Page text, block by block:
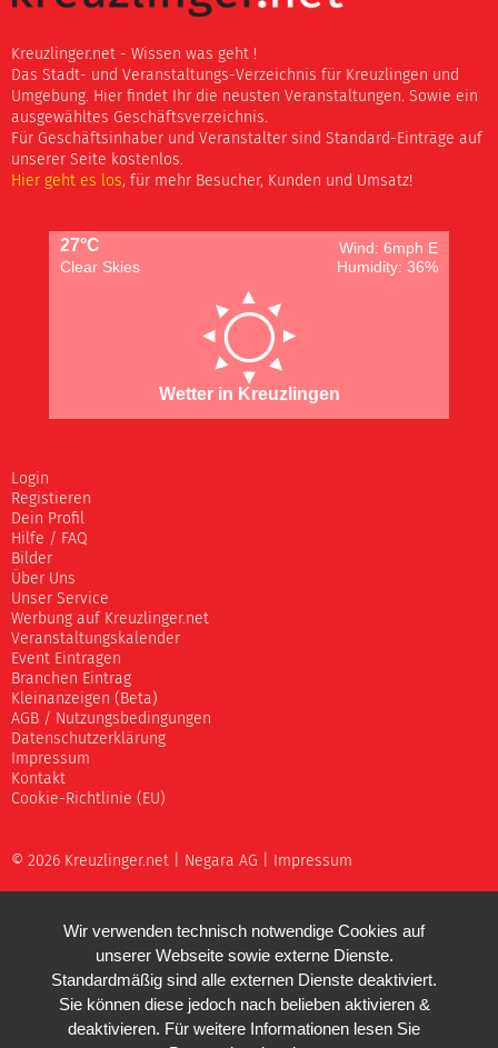
Kreuzlinger.net - Wissen was geht !
Das Stadt- und Veranstaltungs-Verzeichnis für Kreuzlingen und
Umgebung. Hier findet Ihr die neusten Veranstaltungen. Sowie ein
ausgewähltes Geschäftsverzeichnis.
Für Geschäftsinhaber und Veranstalter sind Standard-Einträge auf
unserer Seite kostenlos.
Hier geht es los, für mehr Besucher, Kunden und Umsatz!
27°C
Wind: 6mph E
Clear Skies
Humidity: 36%
Wetter in Kreuzlingen
Login
Registieren
Dein Profil
Hilfe / FAQ
Bilder
Über Uns
Unser Service
Werbung auf Kreuzlinger.net
Veranstaltungskalender
Event Eintragen
Branchen Eintrag
Kleinanzeigen (Beta)
AGB / Nutzungsbedingungen
Datenschutzerklärung
Impressum
Kontakt
Cookie-Richtlinie (EU)
© 2026 Kreuzlinger.net | Negara AG Impressum
Wir verwenden technisch notwendige Cookies auf
unserer Webseite sowie externe Dienste.
Standardmäßig sind alle externen Dienste deaktiviert.
Sie können diese jedoch nach belieben aktivieren &
deaktivieren. Für weitere Informationen lesen Sie